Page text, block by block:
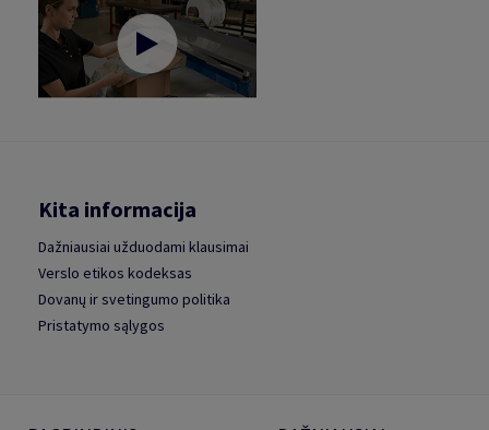
Kita informacija
Dažniausiai užduodami klausimai
Verslo etikos kodeksas
Dovanų ir svetingumo politika
Pristatymo sąlygos